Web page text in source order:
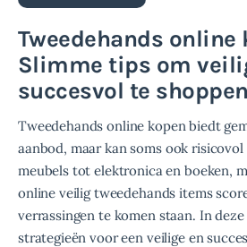
Tweedehands online
Slimme tips om
succesvol te shoppen
Tweedehands online kopen biedt
aanbod, maar kan soms ook
meubels tot elektronica en boeken,
online veilig tweedehands items
verrassingen te komen staan. In
strategieën voor een veilige en